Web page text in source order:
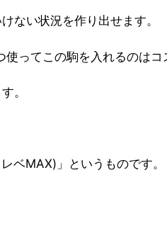
ない状況を作り出せます。
ってこの駒を入れるのはコ
。
ベMAX)」というものです。